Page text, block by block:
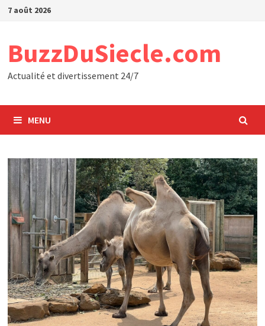
Passer
7 août 2026
BuzzDuSiecle.com
Actualité et divertissement 24/7
MENU